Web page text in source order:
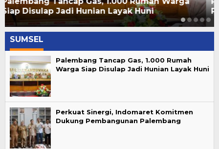
Pembangunan Palembang
SUMSEL
Palembang Tancap Gas, 1.000 Rumah
Warga Siap Disulap Jadi Hunian Layak Huni
Perkuat Sinergi, Indomaret Komitmen
Dukung Pembangunan Palembang